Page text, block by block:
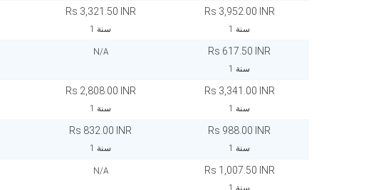
Rs 3,321.50 INR
1 سنة
Rs 3,952.00 INR
1 سنة
N/A Rs 617.50 INR
1 سنة
Rs 2,808.00 INR
1 سنة
Rs 3,341.00 INR
1 سنة
Rs 832.00 INR
1 سنة
Rs 988.00 INR
1 سنة
N/A Rs 1,007.50 INR